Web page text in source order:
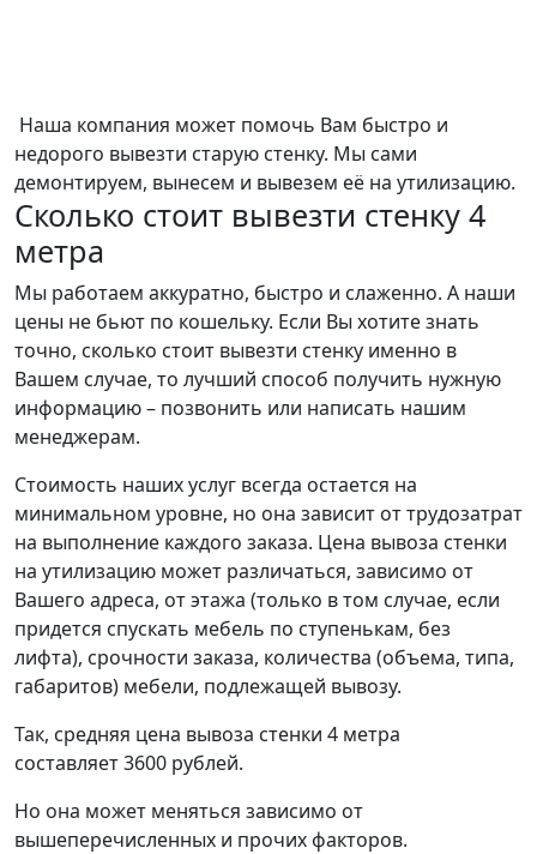
Наша компания может помочь Вам быстро и
недорого вывезти старую стенку. Мы сами
демонтируем, вынесем и вывезем её на утилизацию.
Сколько стоит вывезти стенку 4
метра
Мы работаем аккуратно, быстро и слаженно. А наши
цены не бьют по кошельку. Если Вы хотите знать
точно, сколько стоит вывезти стенку именно в
Вашем случае, то лучший способ получить нужную
информацию – позвонить или написать нашим
менеджерам.
Стоимость наших услуг всегда остается на
минимальном уровне, но она зависит от трудозатрат
на выполнение каждого заказа. Цена вывоза стенки
на утилизацию может различаться, зависимо от
Вашего адреса, от этажа (только в том случае, если
придется спускать мебель по ступенькам, без
лифта), срочности заказа, количества (объема, типа,
габаритов) мебели, подлежащей вывозу.
Так, средняя цена вывоза стенки 4 метра
составляет 3600 рублей.
Но она может меняться зависимо от
вышеперечисленных и прочих факторов.